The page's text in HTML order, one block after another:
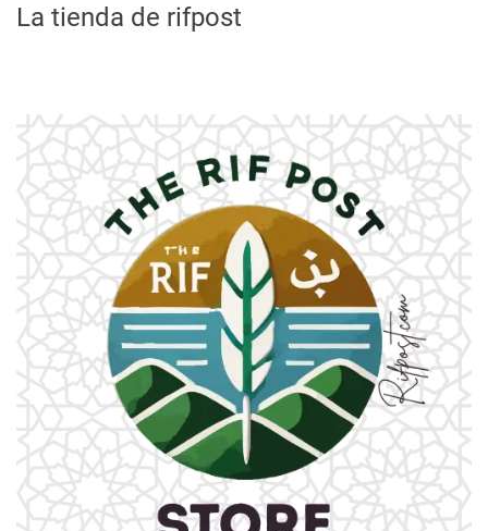
La tienda de rifpost